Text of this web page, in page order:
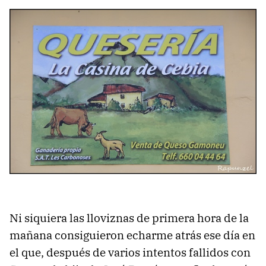
Ni siquiera las lloviznas de primera hora de la
mañana consiguieron echarme atrás ese día en
el que, después de varios intentos fallidos con